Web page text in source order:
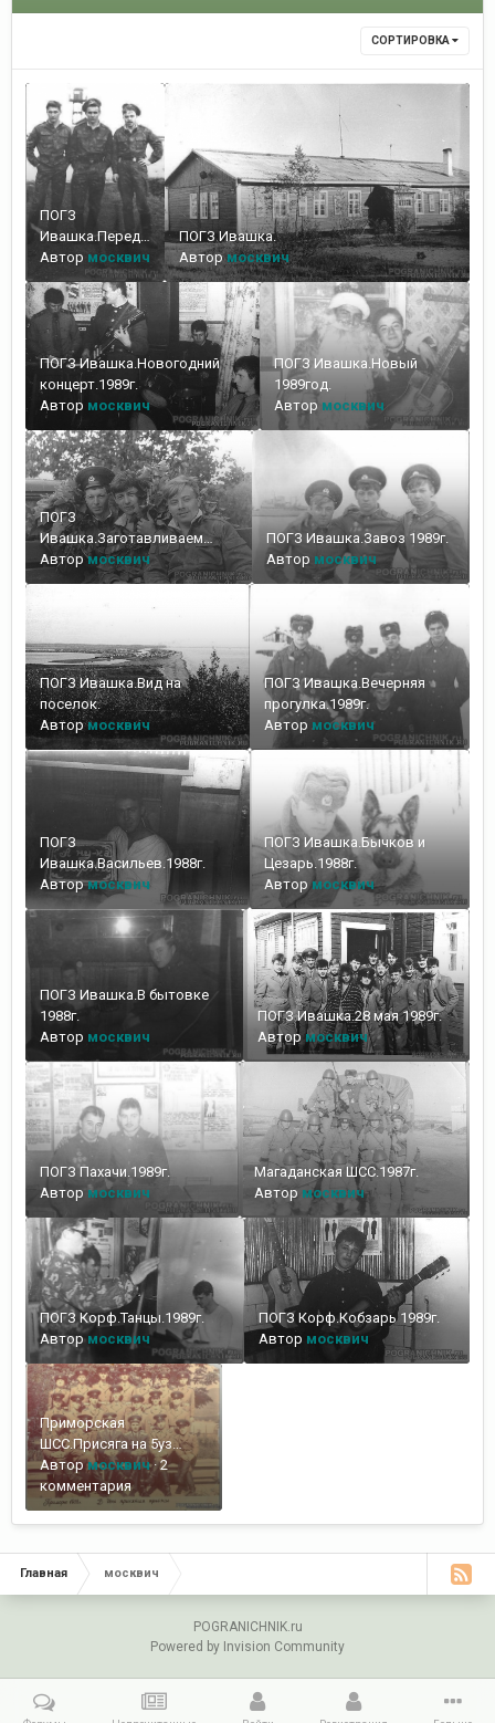
СОРТИРОВКА
ПОГЗ
Ивашка.Перед
отъездом.1990г.
Автор москвич
ПОГЗ Ивашка.
Автормосквич
ПОГЗ Ивашка.Новогодний
концерт.1989г.
Автор москвич
ПОГЗ Ивашка.Новый
1989год.
Автор москвич
ПОГЗ
Ивашка.Заготавливаем
веники 1989г.
Автормосквич
ПОГЗ Ивашка.Завоз 1989г.
Автор москвич
ПОГЗ Ивашка.Вид на
поселок.
Автормосквич
ПОГЗ Ивашка.Вечерняя
прогулка.1989г.
Автор москвич
ПОГЗ
Ивашка.Васильев.1988г.
Автормосквич
ПОГЗ Ивашка.Бычков и
Цезарь.1988г.
Автормосквич
ПОГЗ Ивашка.В бытовке
1988г.
Автор москвич
ПОГЗ Ивашка.28 мая 1989г.
Автормосквич
ПОГЗ Пахачи.1989г.
Автор москвич
Магаданская ШСС.1987г.
Автор москвич
ПОГЗ Корф.Танцы.1989г.
Автор москвич
ПОГЗ Корф.Кобзарь 1989г.
Автор москвич
Приморская
ШСС.Присяга на 5уз
июль 1988г.
Автормосквич·2
комментария
Главная москвич
POGRANICHNIK.ru
Powered by Invision Community